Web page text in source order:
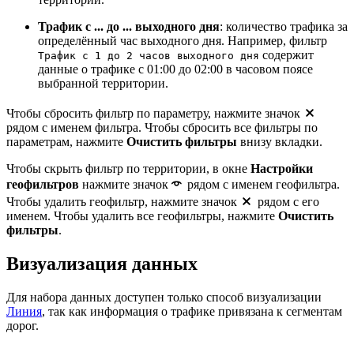
Трафик c ... до ... выходного дня: количество трафика за
определённый час выходного дня. Например, фильтр
Трафик c 1 до 2 часов выходного дня содержит
данные о трафике с 01:00 до 02:00 в часовом поясе
выбранной территории.
Чтобы сбросить фильтр по параметру, нажмите значок
рядом с именем фильтра. Чтобы сбросить все фильтры по
параметрам, нажмите Очистить фильтры внизу вкладки.
Чтобы скрыть фильтр по территории, в окне Настройки
геофильтров нажмите значок
рядом с именем геофильтра.
Чтобы удалить геофильтр, нажмите значок
рядом с его
именем. Чтобы удалить все геофильтры, нажмите Очистить
фильтры.
Визуализация данных
Для набора данных доступен только способ визуализации
Линия, так как информация о трафике привязана к сегментам
дорог.